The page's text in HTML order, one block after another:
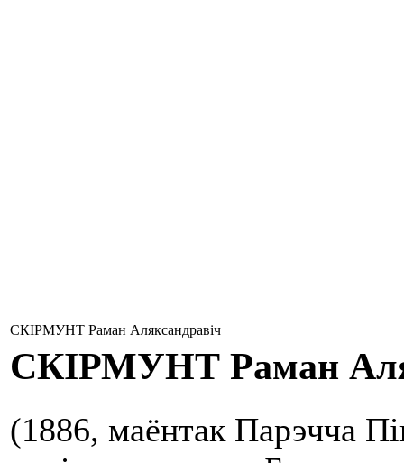
СКІРМУНТ Раман Аляксандравіч
СКІРМУНТ Раман
(1886, маёнтак Парэчча